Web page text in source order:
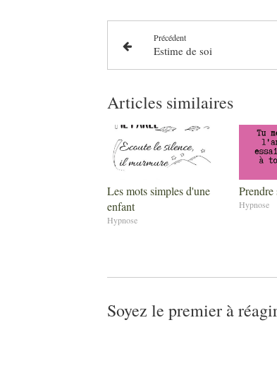
Précédent
Estime de soi
Articles similaires
Les mots simples d'une
enfant
Hypnose
Prendre
Hypnose
Soyez le premier à